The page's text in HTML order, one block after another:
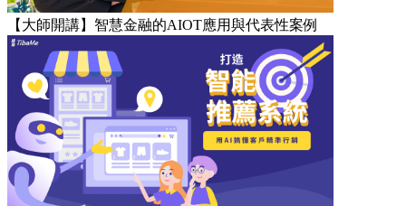
【大師開講】智慧金融的AIOT應用與代表性案例